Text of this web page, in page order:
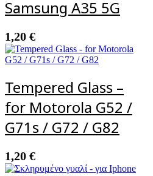
Samsung A35 5G
1,20 €
Tempered Glass –
for Motorola G52 /
G71s / G72 / G82
1,20 €